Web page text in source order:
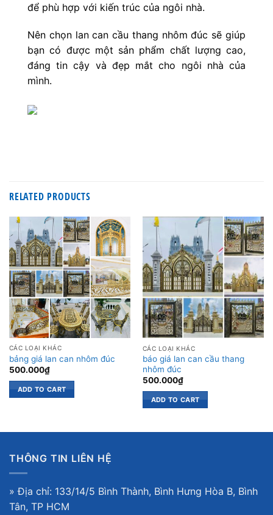
để phù hợp với kiến trúc của ngôi nhà.
Nên chọn lan can cầu thang nhôm đúc sẽ giúp
bạn có được một sản phẩm chất lượng cao,
đáng tin cậy và đẹp mắt cho ngôi nhà của
mình.
RELATED PRODUCTS
CÁC LOẠI KHÁC
bảng giá lan can nhôm đúc
500.000₫
ADD TO CART
CÁC LOẠI KHÁC
báo giá lan can cầu thang
nhôm đúc
500.000₫
ADD TO CART
THÔNG TIN LIÊN HỆ
» Địa chỉ: 133/14/5 Bình Thành, Bình Hưng Hòa B, Bình
Tân, TP HCM